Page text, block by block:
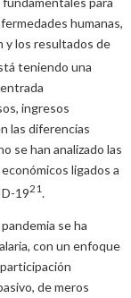
humanas,
y los resultados de
teniendo una
ingresos
las diferencias
se han analizado las
ligados a
1921
se ha
con un enfoque
de meros